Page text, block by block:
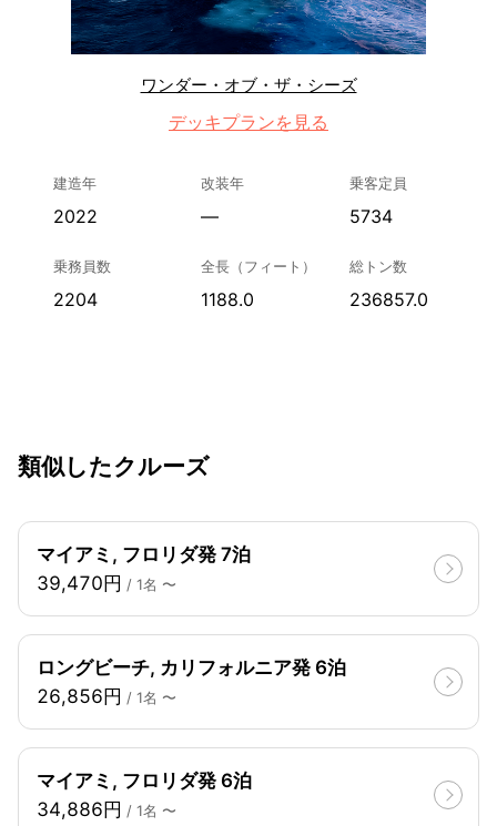
ワンダー・オブ・ザ・シーズ
デッキプランを見る
建造年
2022
改装年
—
乗客定員
5734
乗務員数
2204
全長（フィート）
1188.0
総トン数
236857.0
類似したクルーズ
マイアミ, フロリダ発 7泊
39,470円 / 1名 〜
ロングビーチ, カリフォルニア発 6泊
26,856円 / 1名 〜
マイアミ, フロリダ発 6泊
34,886円 / 1名 〜